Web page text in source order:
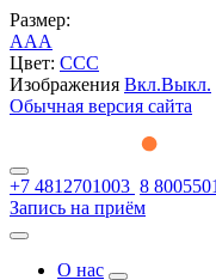
Размер:
AAA
Цвет: CCC
Изображения Вкл.Выкл.
Обычная версия сайта
+7 4812701003 8
Запись на приём
О нас